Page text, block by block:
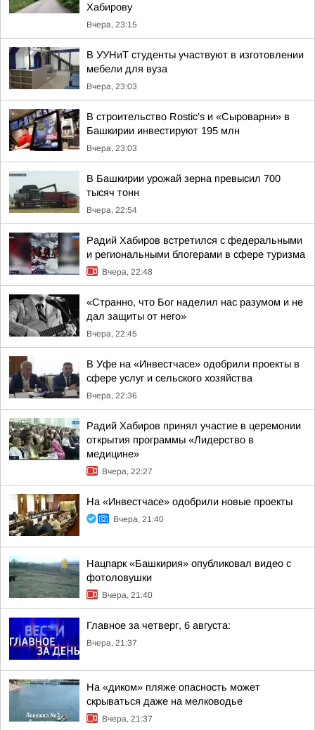
Хабирову
Вчера, 23:15
В УУНиТ студенты участвуют в изготовлении
мебели для вуза
Вчера, 23:03
В строительство Rostic’s и «Сыроварни» в
Башкирии инвестируют 195 млн
Вчера, 23:03
В Башкирии урожай зерна превысил 700
тысяч тонн
Вчера, 22:54
Радий Хабиров встретился с федеральными
и региональными блогерами в сфере туризма
Вчера, 22:48
«Странно, что Бог наделил нас разумом и не
дал защиты от него»
Вчера, 22:45
В Уфе на «Инвестчасе» одобрили проекты в
сфере услуг и сельского хозяйства
Вчера, 22:36
Радий Хабиров принял участие в церемонии
открытия программы «Лидерство в
медицине»
Вчера, 22:27
На «Инвестчасе» одобрили новые проекты
Вчера, 21:40
Нацпарк «Башкирия» опубликовал видео с
фотоловушки
Вчера, 21:40
Главное за четверг, 6 августа:
Вчера, 21:37
На «диком» пляже опасность может
скрываться даже на мелководье
Вчера, 21:37